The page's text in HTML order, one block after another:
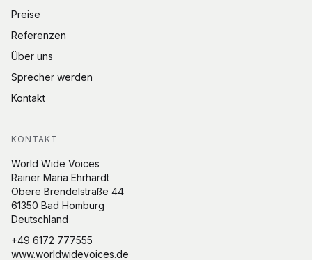
Preise
Referenzen
Über uns
Sprecher werden
Kontakt
KONTAKT
World Wide Voices
Rainer Maria Ehrhardt
Obere Brendelstraße 44
61350 Bad Homburg
Deutschland
+49 6172 777555
www.worldwidevoices.de